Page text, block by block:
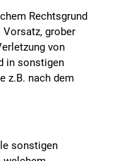
Rechtsgrund
grober
von
in sonstigen
z.B. nach dem
sonstigen